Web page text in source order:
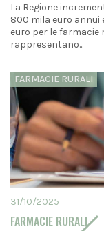
La Regione
800 mila euro annui
euro per le
rappresentano...
FARMACIE RURALI
31/10/2025
FARMACIE RURALI